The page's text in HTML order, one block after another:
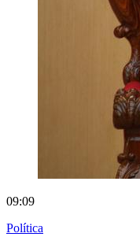
09:09
Política